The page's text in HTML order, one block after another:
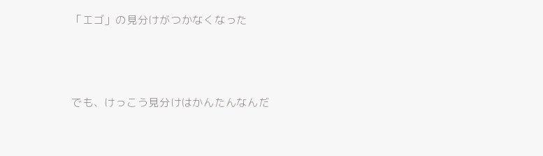
「エゴ」の見分けがつかなくなった
でも、けっこう見分けはかんたんなんだ